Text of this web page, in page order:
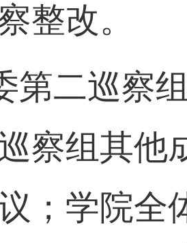
整改。
第二巡察
察组其他
；学院全